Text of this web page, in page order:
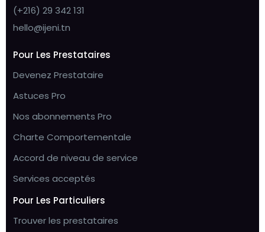
(+216) 29 342 131
hello@ijeni.tn
Pour Les Prestataires
Devenez Prestataire
Astuces Pro
Nos abonnements Pro
Charte Comportementale
Accord de niveau de service
Services acceptés
Pour Les Particuliers
Trouver les prestataires